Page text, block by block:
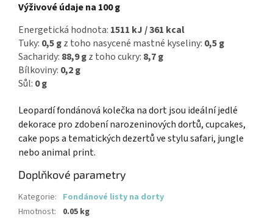
Výživové údaje na 100 g
Energetická hodnota: 1511 kJ / 361 kcal
Tuky: 0,5 gz toho nasycené mastné kyseliny: 0,5 g
Sacharidy: 88,9 gz toho cukry: 8,7 g
Bílkoviny: 0,2 g
Sůl: 0 g
Leopardí fondánová kolečka na dort jsou ideální jedlé
dekorace pro zdobení narozeninových dortů, cupcakes,
cake pops a tematických dezertů ve stylu safari, jungle
nebo animal print.
Doplňkové parametry
Kategorie: Fondánové listy na dorty
Hmotnost:
0.05 kg